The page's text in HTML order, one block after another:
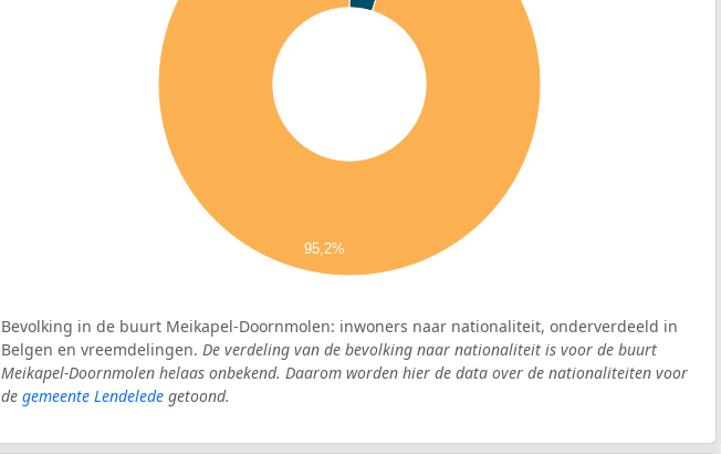
95,2%
Bevolking in de buurt Meikapel-Doornmolen: inwoners naar nationaliteit, onderverdeeld in
Belgen en vreemdelingen. De verdeling van de bevolking naar nationaliteit is voor de buurt
Meikapel-Doornmolen helaas onbekend. Daarom worden hier de data over de nationaliteiten voor
de gemeente Lendelede getoond.